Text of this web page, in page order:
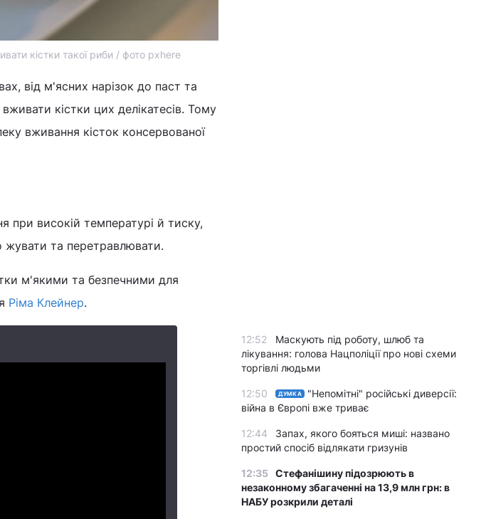
кістки такої риби / фото pxhere
від м'ясних нарізок до паст та
кістки цих делікатесів. Тому
вживання кісток консервованої
при високій температурі й тиску,
жувати та перетравлювати.
м'якими та безпечними для
Ріма Клейнер.
12:52
Маскують під роботу, шлюб та
лікування: голова Нацполіції про нові схеми
торгівлі людьми
12:50 ДУМКА
"Непомітні" російські диверсії:
війна в Європі вже триває
12:44
Запах, якого бояться миші: названо
простий спосіб відлякати гризунів
12:35 Стефанішину підозрюють в
незаконному збагаченні на 13,9 млн грн: в
НАБУ розкрили деталі